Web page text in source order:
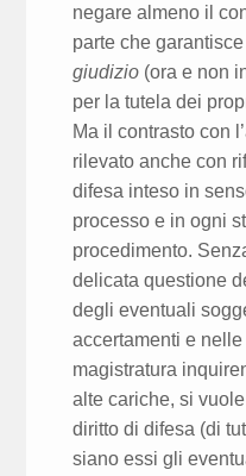
negare almeno il
parte che
giudizio (ora e non
per la tutela dei
Ma il contrasto con
rilevato anche con
difesa inteso in
processo e in ogni
procedimento.
delicata questione
degli eventuali
accertamenti e
magistratura
alte cariche, si
diritto di difesa (di
siano essi gli